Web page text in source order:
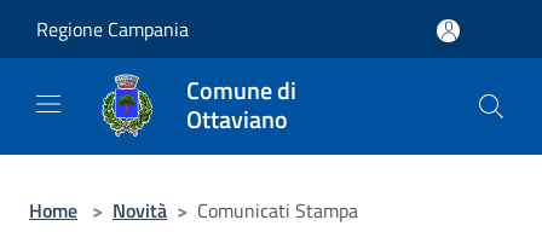
Regione Campania
Comune di
Ottaviano
Home > Novità > Comunicati Stampa